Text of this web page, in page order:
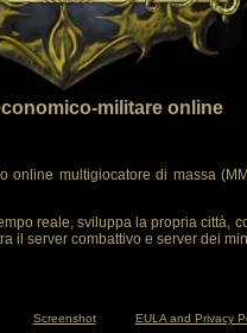
militare online
online multigiocatore di massa
reale, sviluppa la propria città,
il server combattivo e server dei
Screenshot EULA and Privacy